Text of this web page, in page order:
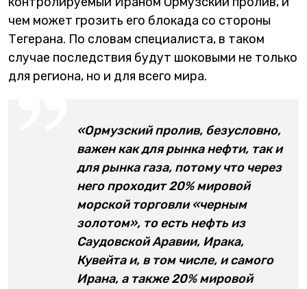
чем может грозить его блокада со стороны
Тегерана. По словам специалиста, в таком
случае последствия будут шоковыми не только
для региона, но и для всего мира.
«Ормузский пролив, безусловно,
важен как для рынка нефти, так и
для рынка газа, потому что через
него проходит 20% мировой
морской торговли «черным
золотом», то есть нефть из
Саудовской Аравии, Ирака,
Кувейта и, в том числе, и самого
Ирана, а также 20% мировой